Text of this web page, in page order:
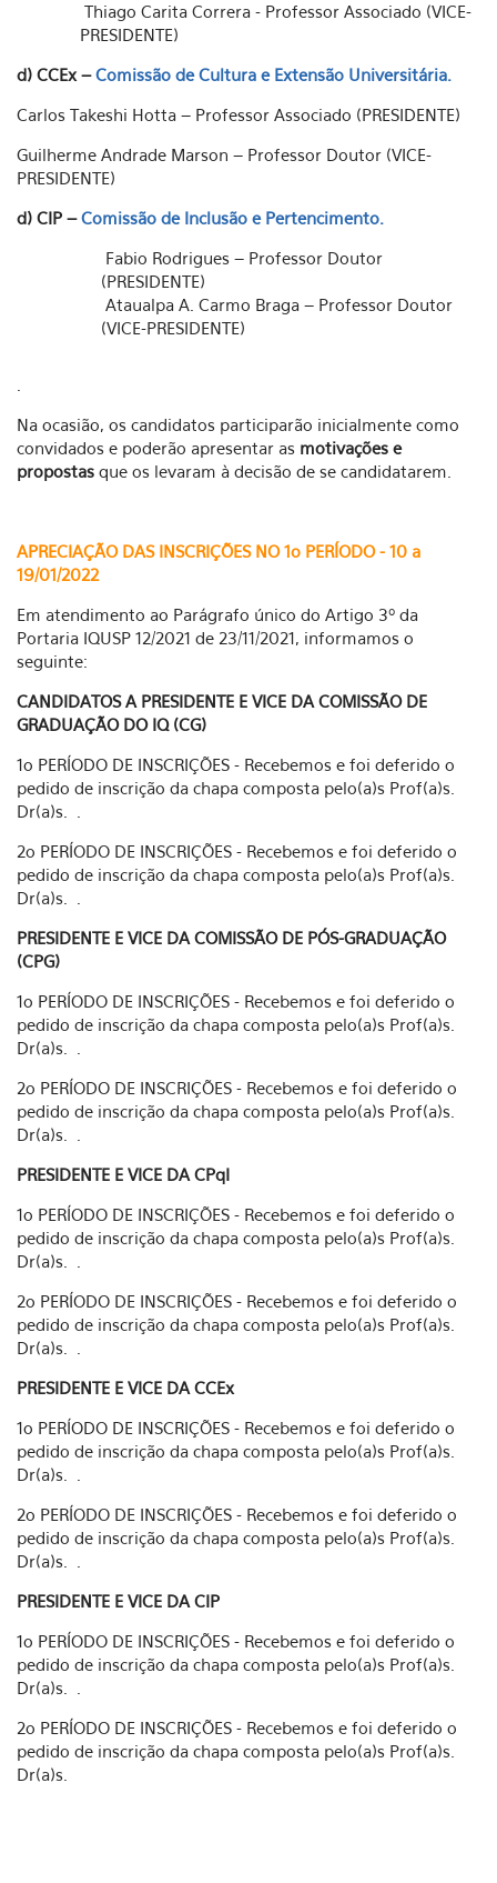
Thiago Carita Correra - Professor Associado (VICE-
PRESIDENTE)
d) CCEx –Comissão de Cultura e Extensão Universitária.
Carlos Takeshi Hotta – Professor Associado (PRESIDENTE)
Guilherme Andrade Marson – Professor Doutor (VICE-
PRESIDENTE)
d) CIP –Comissão de Inclusão e Pertencimento.
Fabio Rodrigues – Professor Doutor
(PRESIDENTE)
Ataualpa A. Carmo Braga – Professor Doutor
(VICE-PRESIDENTE)
Na ocasião, os candidatos participarão inicialmente como
convidados e poderão apresentar as motivações e
propostas que os levaram à decisão de se candidatarem.
APRECIAÇÃO DAS INSCRIÇÕES NO 1o PERÍODO - 10 a
19/01/2022
Em atendimento ao Parágrafo único do Artigo 3º da
Portaria IQUSP 12/2021 de 23/11/2021, informamos o
seguinte:
CANDIDATOS A PRESIDENTE E VICE DA COMISSÃO DE
GRADUAÇÃO DO IQ (CG)
1o PERÍODO DE INSCRIÇÕES - Recebemos e foi deferido o
pedido de inscrição da chapa composta pelo(a)s Prof(a)s.
Dr(a)s. .
2o PERÍODO DE INSCRIÇÕES - Recebemos e foi deferido o
pedido de inscrição da chapa composta pelo(a)s Prof(a)s.
Dr(a)s. .
PRESIDENTE E VICE DA COMISSÃO DE PÓS-GRADUAÇÃO
(CPG)
1o PERÍODO DE INSCRIÇÕES - Recebemos e foi deferido o
pedido de inscrição da chapa composta pelo(a)s Prof(a)s.
Dr(a)s. .
2o PERÍODO DE INSCRIÇÕES - Recebemos e foi deferido o
pedido de inscrição da chapa composta pelo(a)s Prof(a)s.
Dr(a)s. .
PRESIDENTE E VICE DA CPqI
1o PERÍODO DE INSCRIÇÕES - Recebemos e foi deferido o
pedido de inscrição da chapa composta pelo(a)s Prof(a)s.
Dr(a)s. .
2o PERÍODO DE INSCRIÇÕES - Recebemos e foi deferido o
pedido de inscrição da chapa composta pelo(a)s Prof(a)s.
Dr(a)s. .
PRESIDENTE E VICE DA CCEx
1o PERÍODO DE INSCRIÇÕES - Recebemos e foi deferido o
pedido de inscrição da chapa composta pelo(a)s Prof(a)s.
Dr(a)s. .
2o PERÍODO DE INSCRIÇÕES - Recebemos e foi deferido o
pedido de inscrição da chapa composta pelo(a)s Prof(a)s.
Dr(a)s. .
PRESIDENTE E VICE DA CIP
1o PERÍODO DE INSCRIÇÕES - Recebemos e foi deferido o
pedido de inscrição da chapa composta pelo(a)s Prof(a)s.
Dr(a)s. .
2o PERÍODO DE INSCRIÇÕES - Recebemos e foi deferido o
pedido de inscrição da chapa composta pelo(a)s Prof(a)s.
Dr(a)s.